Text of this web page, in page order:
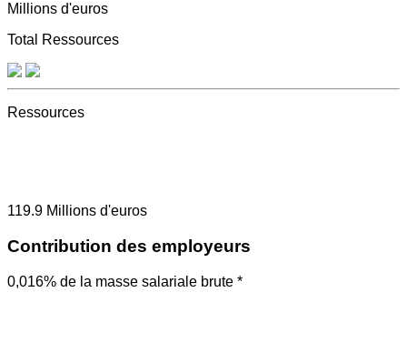
Millions d'euros
Total Ressources
Ressources
119.9 Millions d'euros
Contribution des employeurs
0,016% de la masse salariale brute *